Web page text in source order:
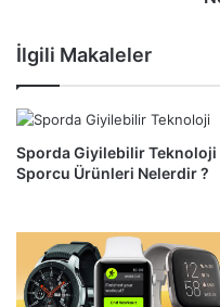
İlgili Makaleler
Sporda Giyilebilir Teknoloji
Sporcu Ürünleri Nelerdir ?